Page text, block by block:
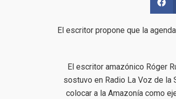
El escritor propone que la
El escritor amazónico Róger
sostuvo en Radio La Voz de la
colocar a la Amazonía como